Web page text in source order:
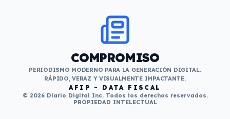
COMPROMISO
PERIODISMO MODERNO PARA LA GENERACIÓN DIGITAL.
RÁPIDO, VERAZ Y VISUALMENTE IMPACTANTE.
AFIP - DATA FISCAL
© 2026 Diario Digital Inc. Todos los derechos reservados.
PROPIEDAD INTELECTUAL